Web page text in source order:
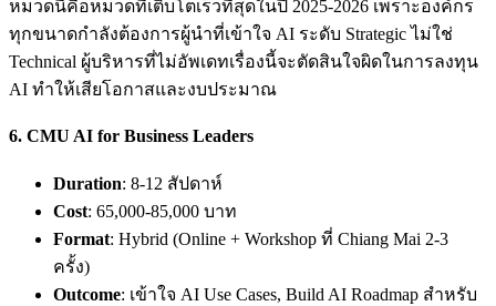
หมวดนี้คือหมวดที่เติบโตเร็วที่สุดในปี 2025-2026 เพราะองค์กร
ทุกขนาดกำลังต้องการผู้นำที่เข้าใจ AI ระดับ Strategic ไม่ใช่
Technical ผู้บริหารที่ไม่อัพเดทเรื่องนี้จะตัดสินใจผิดในการลงทุน
AI ทำให้เสียโอกาสและงบประมาณ
6. CMU AI for Business Leaders
Duration: 8-12 สัปดาห์
Cost: 65,000-85,000 บาท
Format: Hybrid (Online + Workshop ที่ Chiang Mai 2-3
ครั้ง)
Outcome: เข้าใจ AI Use Cases, Build AI Roadmap สำหรับ